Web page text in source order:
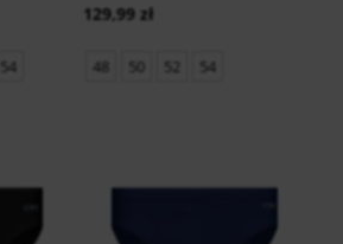
54
129,99 zł
48 50 52 54